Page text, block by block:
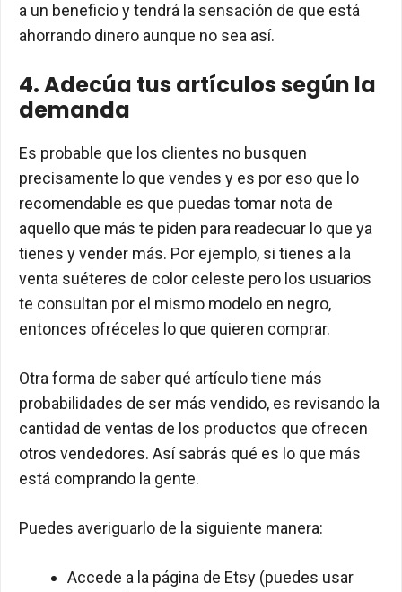
a un beneficio y tendrá la sensación de que está
ahorrando dinero aunque no sea así.
4. Adecúa tus artículos según la
demanda
Es probable que los clientes no busquen
precisamente lo que vendes y es por eso que lo
recomendable es que puedas tomar nota de
aquello que más te piden para readecuar lo que ya
tienes y vender más. Por ejemplo, si tienes a la
venta suéteres de color celeste pero los usuarios
te consultan por el mismo modelo en negro,
entonces ofréceles lo que quieren comprar.
Otra forma de saber qué artículo tiene más
probabilidades de ser más vendido, es revisando la
cantidad de ventas de los productos que ofrecen
otros vendedores. Así sabrás qué es lo que más
está comprando la gente.
Puedes averiguarlo de la siguiente manera:
Accede a la página de Etsy (puedes usar